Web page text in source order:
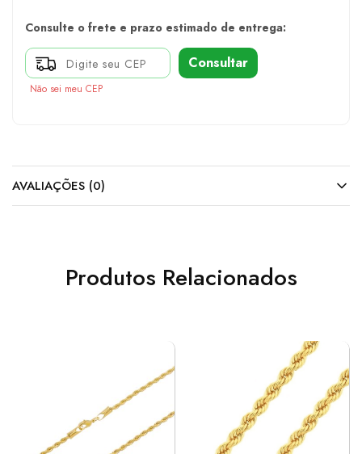
Consulte o frete e prazo estimado de entrega:
Consultar
Não sei meu CEP
AVALIAÇÕES (0)
Produtos Relacionados